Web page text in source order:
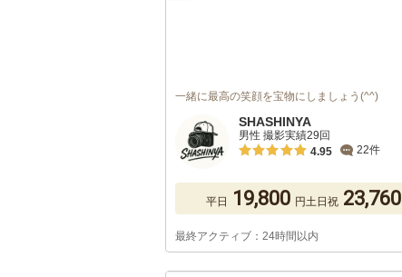
一緒に最高の笑顔を宝物にしましょう(^^)
SHASHINYA
男性 撮影実績29回
4.95
22件
平日 19,800 円土日祝 23,760
最終アクティブ：24時間以内